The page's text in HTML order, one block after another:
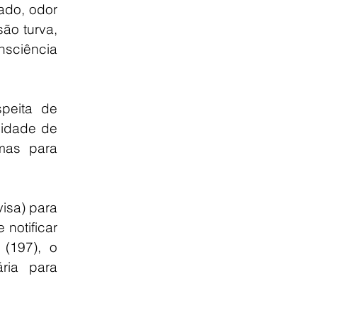
odor
turva,
de
de
para
para
notificar
(197), o
para